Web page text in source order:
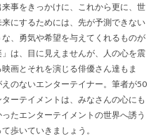
事をきっかけに、これから更に、世
にするためには、先が予測できない
、勇気や希望を与えてくれるものが
は、目に見えませんが、人の心を震
画とそれを演じる俳優さん達もま
のないエンターテイナー。筆者が50
ーテイメントは、みなさんの心にも
たエンターテイメントの世界へ誘う
歩いていきましょう。